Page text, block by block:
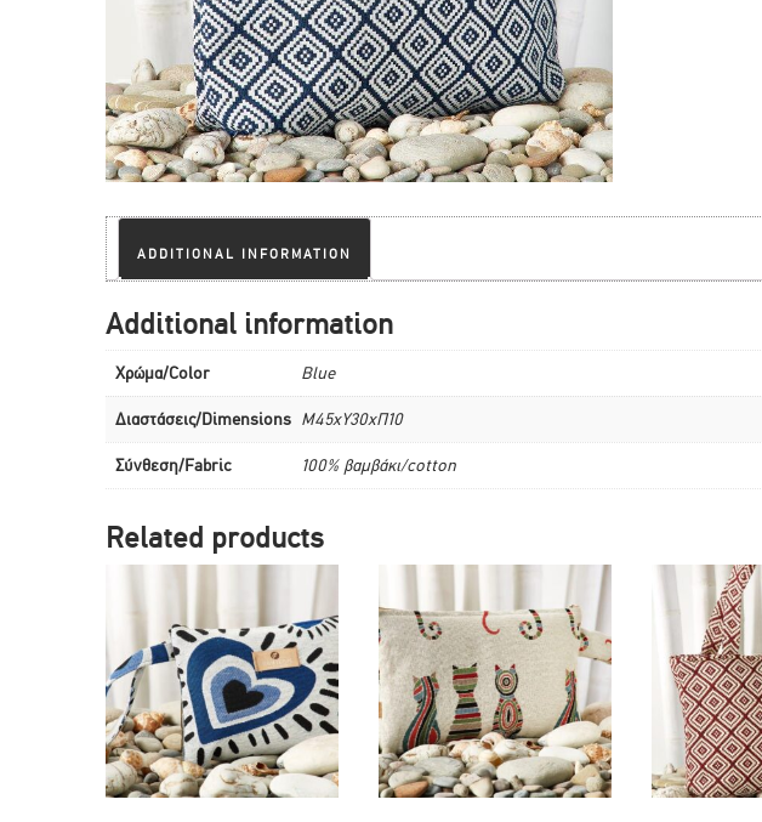
ADDITIONAL INFORMATION
Additional information
Χρώμα/Color Blue
Διαστάσεις/Dimensions M45xY30xΠ10
Σύνθεση/Fabric 100% βαμβάκι/cotton
Related products